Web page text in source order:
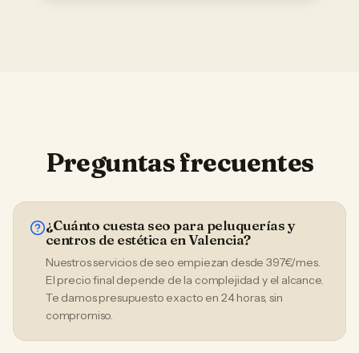
Preguntas frecuentes
¿Cuánto cuesta seo para peluquerías y
centros de estética en Valencia?
Nuestros servicios de seo empiezan desde 397€/mes.
El precio final depende de la complejidad y el alcance.
Te damos presupuesto exacto en 24 horas, sin
compromiso.